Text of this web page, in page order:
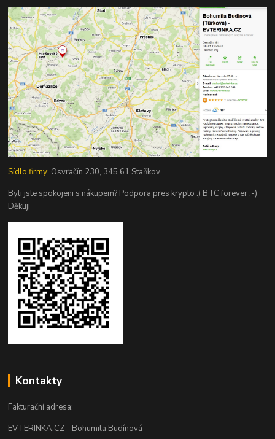
Sídlo firmy: Osvračín 230, 345 61 Staňkov
Byli jste spokojeni s nákupem? Podpora pres krypto :) BTC forever :-)
Děkuji
Kontakty
Fakturační adresa:
EVTERINKA.CZ - Bohumila Budínová